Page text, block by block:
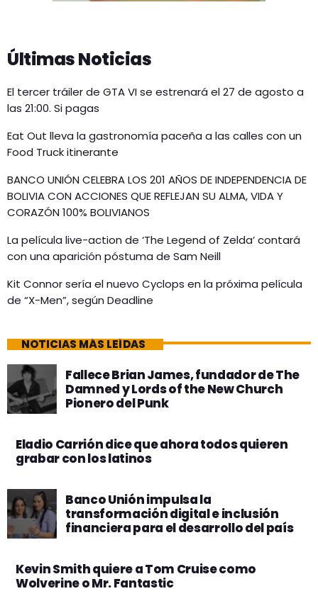
Últimas Noticias
El tercer tráiler de GTA VI se estrenará el 27 de agosto a
las 21:00. Si pagas
Eat Out lleva la gastronomía paceña a las calles con un
Food Truck itinerante
BANCO UNIÓN CELEBRA LOS 201 AÑOS DE INDEPENDENCIA DE
BOLIVIA CON ACCIONES QUE REFLEJAN SU ALMA, VIDA Y
CORAZÓN 100% BOLIVIANOS
La película live-action de ‘The Legend of Zelda’ contará
con una aparición póstuma de Sam Neill
Kit Connor sería el nuevo Cyclops en la próxima película
de “X-Men”, según Deadline
NOTICIAS MÁS LEÍDAS
Fallece Brian James, fundador de The
Damned y Lords of the New Church
Pionero del Punk
Eladio Carrión dice que ahora todos quieren
grabar con los latinos
Banco Unión impulsa la
transformación digital e inclusión
financiera para el desarrollo del país
Kevin Smith quiere a Tom Cruise como
Wolverine o Mr. Fantastic